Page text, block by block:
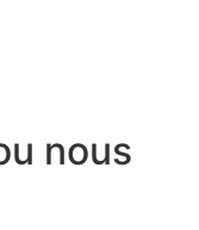
nous